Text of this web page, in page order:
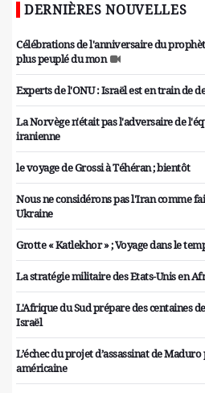
DERNIÈRES NOUVELLES
Célébrations de l'anniversaire du
plus peuplé du mon
Experts de l'ONU : Israël est en train de
La Norvège n'était pas l'adversaire de
iranienne
le voyage de Grossi à Téhéran ; bientôt
Nous ne considérons pas l'Iran comme
Ukraine
Grotte « Katlekhor » ; Voyage dans le
La stratégie militaire des Etats-Unis en
L'Afrique du Sud prépare des centaines
Israël
L’échec du projet d’assassinat de
américaine